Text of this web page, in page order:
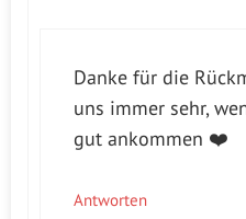
Danke für die
uns immer sehr,
gut ankommen ❤️
Antworten